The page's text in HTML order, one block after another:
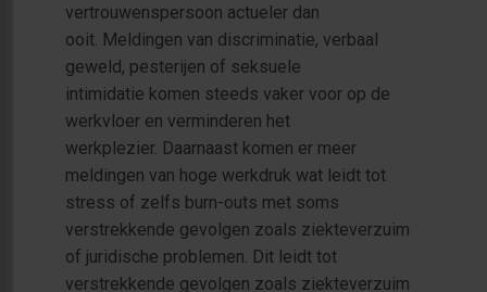
vertrouwenspersoon actueler dan
ooit. Meldingen van discriminatie, verbaal
geweld, pesterijen of seksuele
intimidatie komen steeds vaker voor op de
werkvloer en verminderen het
werkplezier. Daarnaast komen er meer
meldingen van hoge werkdruk wat leidt tot
stress of zelfs burn-outs met soms
verstrekkende gevolgen zoals ziekteverzuim
of juridische problemen. Dit leidt tot
verstrekkende gevolgen zoals ziekteverzuim